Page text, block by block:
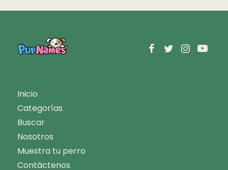
Inicio
Categorías
Buscar
Nosotros
Muestra tu perro
Contáctenos